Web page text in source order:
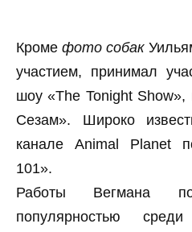
Кромефото собак
участием, принимал
шоу «The Tonight
Сезам». Широко
канале Animal Planet
101».
Работы Вегмана
популярностью